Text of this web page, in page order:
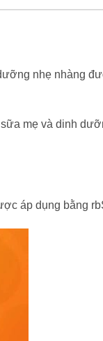
nhẹ nhàng
mẹ và dinh
áp dụng bằng